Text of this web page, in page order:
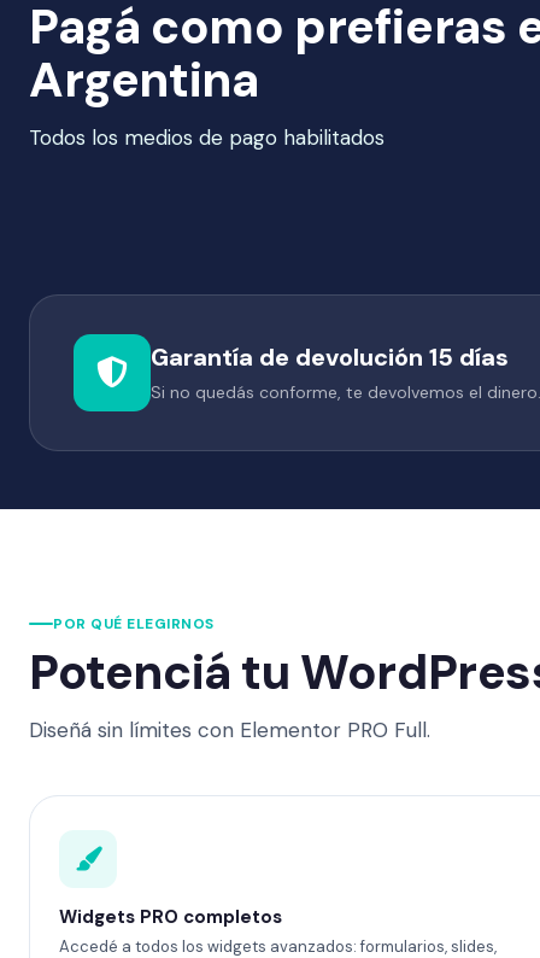
Pagá como prefieras
Argentina
Todos los medios de pago habilitados
Garantía de devolución 15 días
Si no quedás conforme, te devolvemos el
POR QUÉ ELEGIRNOS
Potenciá tu
Diseñá sin límites con Elementor PRO Full.
Widgets PRO completos
Accedé a todos los widgets avanzados: formularios, slides,